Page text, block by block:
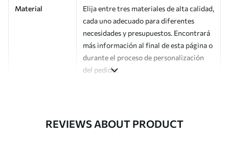
Material
Elija entre tres materiales de alta calidad,
cada uno adecuado para diferentes
necesidades y presupuestos. Encontrará
más información al final de esta página o
durante el proceso de personalización
del pedido.
REVIEWS ABOUT PRODUCT